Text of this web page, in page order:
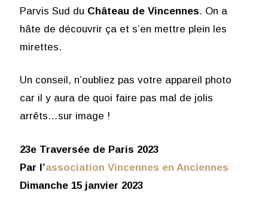
Parvis Sud du Château de Vincennes. On a
hâte de découvrir ça et s’en mettre plein les
mirettes.
Un conseil, n’oubliez pas votre appareil photo
car il y aura de quoi faire pas mal de jolis
arrêts…sur image !
23e Traversée de Paris 2023
Par l’association Vincennes en Anciennes
Dimanche 15 janvier 2023